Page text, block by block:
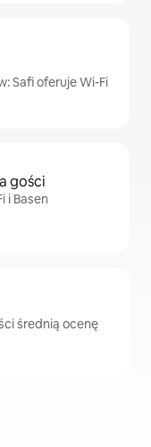
Safi oferuje Wi-Fi
gości
i Basen
średnią ocenę